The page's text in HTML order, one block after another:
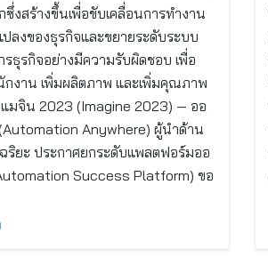
ซึ่งสร้างขึ้นเพื่อขับเคลื่อนการทำงาน
ปลงของธุรกิจและขยายระดับระบบ
รธุรกิจอย่างมีความรับผิดชอบ เพื่อ
งาน เพิ่มผลิตภาพ และเพิ่มคุณภาพ
มจิน 2023 (Imagine 2023) — ออ
(Automation Anywhere) ผู้นำด้าน
ริยะ ประกาศยกระดับแพลตฟอร์มออ
Success Platform) ขอ